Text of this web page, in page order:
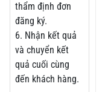
thẩm định đơn
đăng ký.
6. Nhận kết quả
và chuyển kết
quả cuối cùng
đến khách hàng.